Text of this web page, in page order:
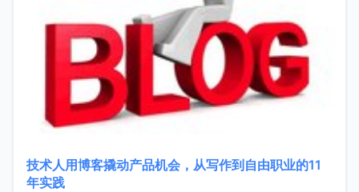
技术人用博客撬动产品机会，从写作到自由职业的11
年实践